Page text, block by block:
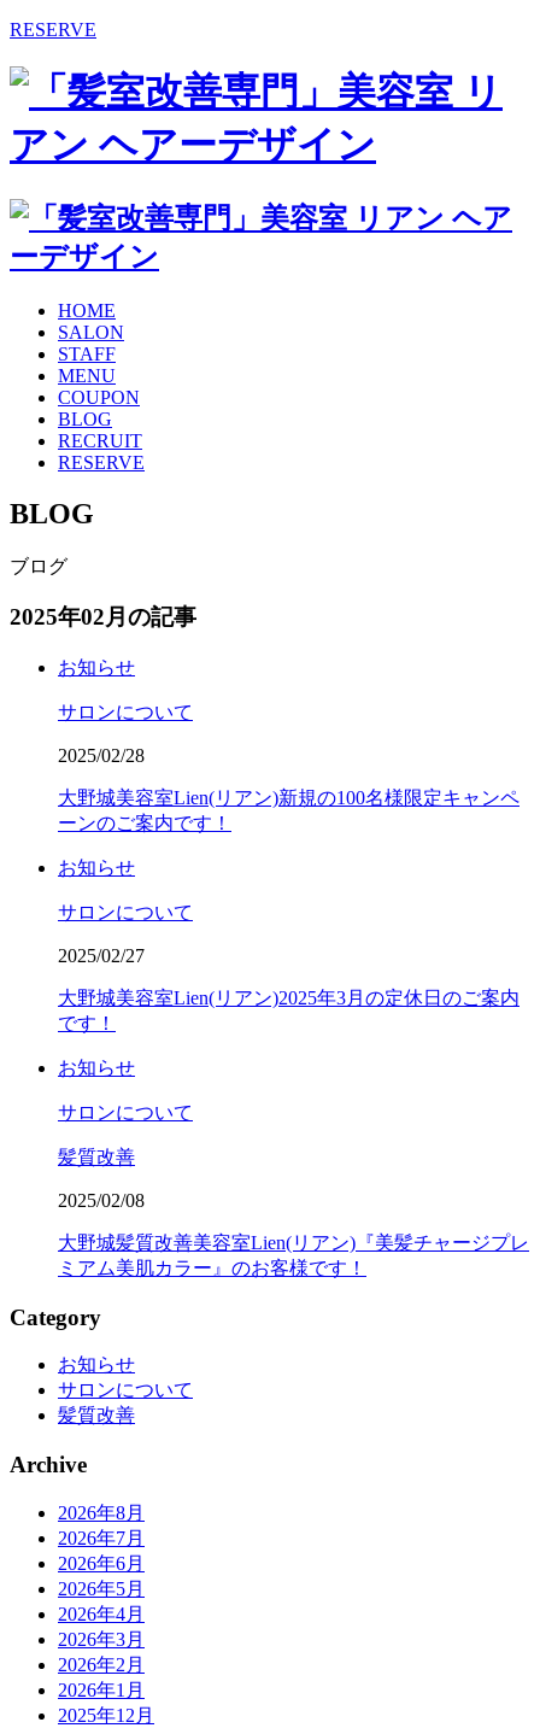
RESERVE
HOME
SALON
STAFF
MENU
COUPON
BLOG
RECRUIT
RESERVE
BLOG
ブログ
2025年02月の記事
お知らせ
サロンについて
2025/02/28
大野城美容室Lien(リアン)新規の100名様限定キャンペ
ーンのご案内です！
お知らせ
サロンについて
2025/02/27
大野城美容室Lien(リアン)2025年3月の定休日のご案内
です！
お知らせ
サロンについて
髪質改善
2025/02/08
大野城髪質改善美容室Lien(リアン)『美髪チャージプレ
ミアム美肌カラー』のお客様です！
Category
お知らせ
サロンについて
髪質改善
Archive
2026年8月
2026年7月
2026年6月
2026年5月
2026年4月
2026年3月
2026年2月
2026年1月
2025年12月